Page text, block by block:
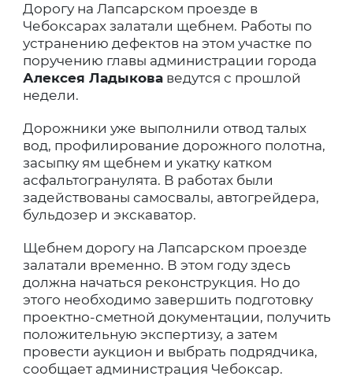
Дорогу на Лапсарском проезде в
Чебоксарах залатали щебнем. Работы по
устранению дефектов на этом участке по
поручению главы администрации города
Алексея Ладыкова ведутся с прошлой
недели.
Дорожники уже выполнили отвод талых
вод, профилирование дорожного полотна,
засыпку ям щебнем и укатку катком
асфальтогранулята. В работах были
задействованы самосвалы, автогрейдера,
бульдозер и экскаватор.
Щебнем дорогу на Лапсарском проезде
залатали временно. В этом году здесь
должна начаться реконструкция. Но до
этого необходимо завершить подготовку
проектно-сметной документации, получить
положительную экспертизу, а затем
провести аукцион и выбрать подрядчика,
сообщает администрация Чебоксар.